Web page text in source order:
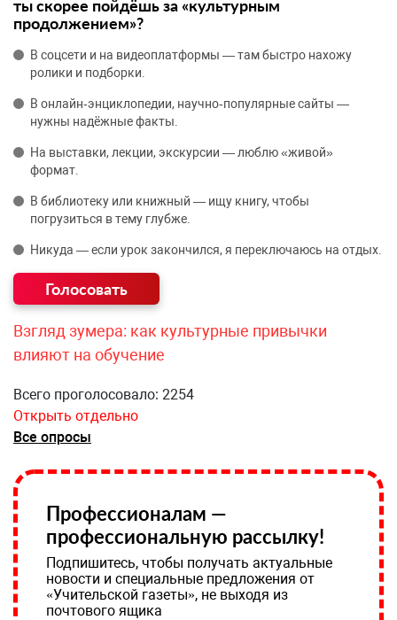
ты скорее пойдёшь за «культурным
продолжением»?
В соцсети и на видеоплатформы — там быстро нахожу
ролики и подборки.
В онлайн‑энциклопедии, научно‑популярные сайты —
нужны надёжные факты.
На выставки, лекции, экскурсии — люблю «живой»
формат.
В библиотеку или книжный — ищу книгу, чтобы
погрузиться в тему глубже.
Никуда — если урок закончился, я переключаюсь на отдых.
Взгляд зумера: как культурные привычки
влияют на обучение
Всего проголосовало: 2254
Открыть отдельно
Все опросы
Профессионалам —
профессиональную рассылку!
Подпишитесь, чтобы получать актуальные
новости и специальные предложения от
«Учительской газеты», не выходя из
почтового ящика